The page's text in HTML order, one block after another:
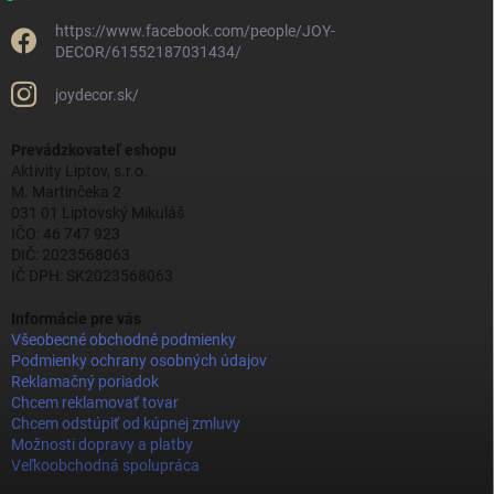
https://www.facebook.com/people/JOY-
DECOR/61552187031434/
joydecor.sk/
Prevádzkovateľ eshopu
Aktivity Liptov, s.r.o.
M. Martinčeka 2
031 01 Liptovský Mikuláš
IČO: 46 747 923
DIČ: 2023568063
IČ DPH: SK2023568063
Informácie pre vás
Všeobecné obchodné podmienky
Podmienky ochrany osobných údajov
Reklamačný poriadok
Chcem reklamovať tovar
Chcem odstúpiť od kúpnej zmluvy
Možnosti dopravy a platby
Veľkoobchodná spolupráca